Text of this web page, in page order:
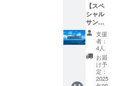
【スペ
シャル
サンク
ス記載
権】 ご
注意：
こちら
は支援
金のみ
となり
支援
者：
4人
お届
け予
定：
2025